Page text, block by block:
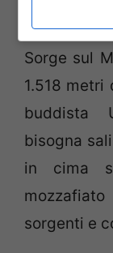
4.
Sorge sul
1.518 metri
buddista
bisogna
in cima
sorgenti e